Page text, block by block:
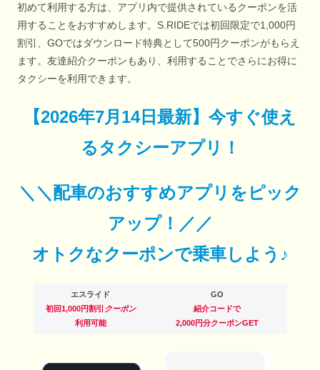
初めて利用する方は、アプリ内で提供されているクーポンを活
用することをおすすめします。S.RIDEでは初回限定で1,000円
割引、GOではダウンロード特典として500円クーポンがもらえ
ます。友達紹介クーポンもあり、利用することでさらにお得に
タクシーを利用できます。
【2026年7月14日最新】 今すぐ使え
るタクシーアプリ！
＼＼配車のおすすめアプリをピック
アップ！／／
オトクなクーポンで乗車しよう♪
エスライド
初回1,000円割引 クーポン
利用可能
GO
紹介コードで
2,000円分クーポンGET